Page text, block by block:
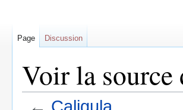
Voir la
Page Discussion